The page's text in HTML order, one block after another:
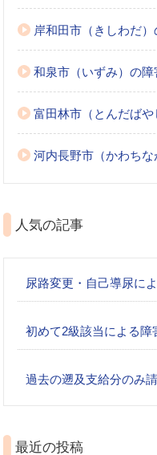
岸和田市（きしわだ
和泉市（いずみ）の
富田林市（とんだば
河内長野市（かわち
人気の記事
尿路変更・自己導尿に
初めて2級該当による障
過去の遡及支給分のみ
最近の投稿